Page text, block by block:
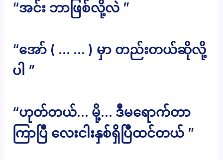
“အင်း ဘာဖြစ်လို့လဲ ”
“အော် ( … … ) မှာ တည်းတယ်ဆိုလို့
ပါ ”
“ဟုတ်တယ်… မို့… ဒီမရောက်တာ
ကြာပြီ လေးငါးနှစ်ရှိပြီထင်တယ် ”